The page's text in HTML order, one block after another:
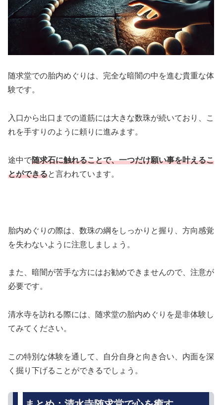
随求堂での胎内めぐりは、完全な暗闇の中を進む貴重な体
験です。
入口から出口までの道筋には大きな数珠が続いており、こ
れを手すりのように頼りに進みます。
途中で随求石に触れることで、一つだけ願い事を叶えるこ
とができると言われています。
胎内めぐりの際は、数珠の綱をしっかりと握り、方向感覚
を失わないように注意しましょう。
また、暗闇が苦手な方にはお勧めできませんので、注意が
必要です。
清水寺を訪れる際には、随求堂の胎内めぐりを是非体験し
てみてください。
この特別な体験を通して、自分自身と向き合い、内面を深
く掘り下げることができるでしょう。